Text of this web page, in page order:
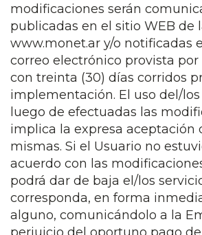
modificaciones serán
publicadas en el sitio WEB de
www.monet.ar y/o notificadas
correo electrónico provista por
con treinta (30) días corridos
implementación. El uso del/los
luego de efectuadas las
implica la expresa aceptación
mismas. Si el Usuario no
acuerdo con las
podrá dar de baja el/los
corresponda, en forma
alguno, comunicándolo a la
perjuicio del oportuno pago